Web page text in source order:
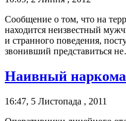
Сообщение о том, что на
находится неизвестный
и странного поведения,
звонивший представиться
Наивный
16:47, 5 Листопада , 2011